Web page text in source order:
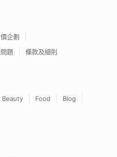
企劃
題 條款及細則
Beauty Food
Blog